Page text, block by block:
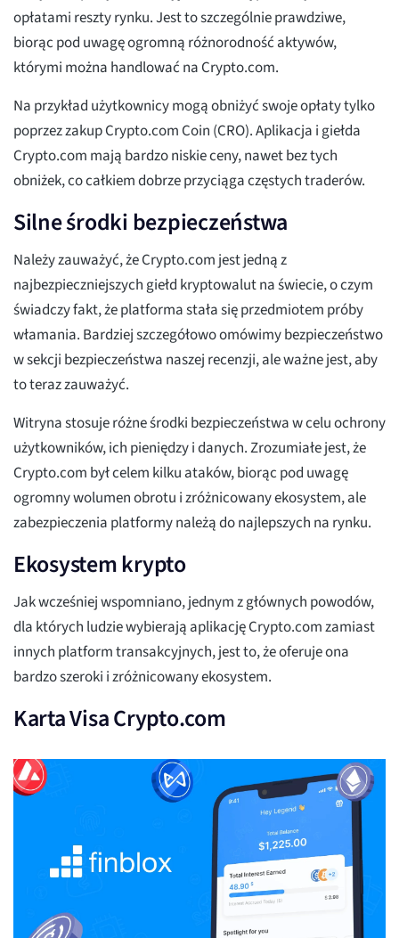
opłatami reszty rynku. Jest to szczególnie prawdziwe,
biorąc pod uwagę ogromną różnorodność aktywów,
którymi można handlować na Crypto.com.
Na przykład użytkownicy mogą obniżyć swoje opłaty tylko
poprzez zakup Crypto.com Coin (CRO). Aplikacja i giełda
Crypto.com mają bardzo niskie ceny, nawet bez tych
obniżek, co całkiem dobrze przyciąga częstych traderów.
Silne środki bezpieczeństwa
Należy zauważyć, że Crypto.com jest jedną z
najbezpieczniejszych giełd kryptowalut na świecie, o czym
świadczy fakt, że platforma stała się przedmiotem próby
włamania. Bardziej szczegółowo omówimy bezpieczeństwo
w sekcji bezpieczeństwa naszej recenzji, ale ważne jest, aby
to teraz zauważyć.
Witryna stosuje różne środki bezpieczeństwa w celu ochrony
użytkowników, ich pieniędzy i danych. Zrozumiałe jest, że
Crypto.com był celem kilku ataków, biorąc pod uwagę
ogromny wolumen obrotu i zróżnicowany ekosystem, ale
zabezpieczenia platformy należą do najlepszych na rynku.
Ekosystem krypto
Jak wcześniej wspomniano, jednym z głównych powodów,
dla których ludzie wybierają aplikację Crypto.com zamiast
innych platform transakcyjnych, jest to, że oferuje ona
bardzo szeroki i zróżnicowany ekosystem.
Karta Visa Crypto.com